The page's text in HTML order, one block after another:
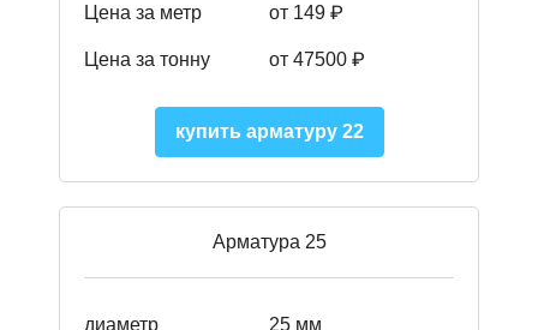
Цена за метр от 149 ₽
Цена за тонну от 47500 ₽
купить арматуру 22
Арматура 25
диаметр 25 мм